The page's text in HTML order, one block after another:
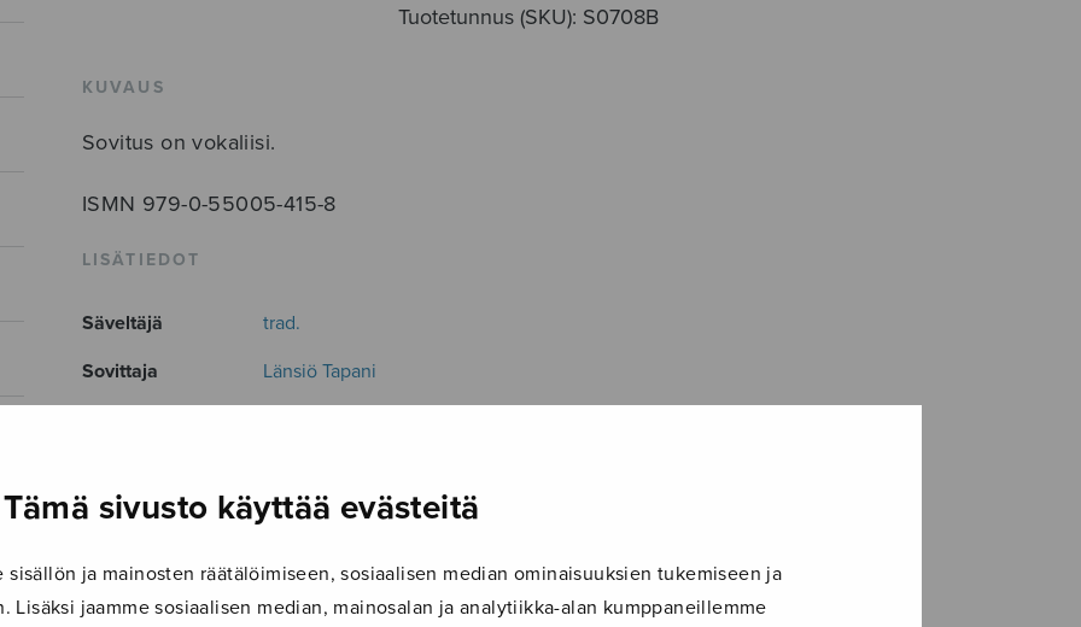
Tämä sivusto käyttää evästeitä
sisällön ja mainosten räätälöimiseen, sosiaalisen median ominaisuuksien tukemiseen ja
Lisäksi jaamme sosiaalisen median, mainosalan ja analytiikka-alan kumppaneillemme
karjamajoilta,
Tuotetunnus (SKU): S0708B
KUVAUS
Sovitus on vokaliisi.
ISMN 979-0-55005-415-8
LISÄTIEDOT
Säveltäjä
trad.
Sovittaja
Länsiö Tapani
Kieli
vocalise
Julkaisija
Sulasol
Paino
7 g